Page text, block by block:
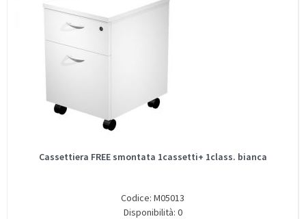
Cassettiera FREE smontata 1cassetti+ 1class. bianca
Codice: M05013
Disponibilità: 0